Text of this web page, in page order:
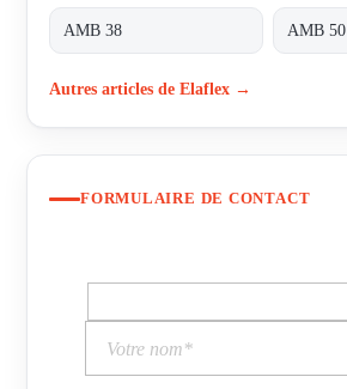
AMB 38 AMB 50
Autres articles de Elaflex →
FORMULAIRE DE CONTACT